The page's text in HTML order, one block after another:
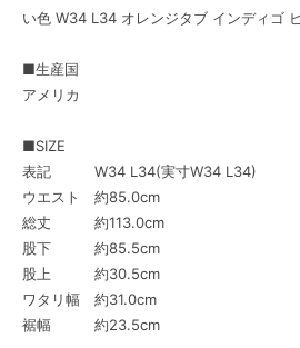
い色 W34 L34 オレンジタブ インディゴ
■生産国
アメリカ
■SIZE
表記 W34 L34(実寸W34 L34)
ウエスト 約85.0cm
総丈 約113.0cm
股下 約85.5cm
股上 約30.5cm
ワタリ幅 約31.0cm
裾幅 約23.5cm